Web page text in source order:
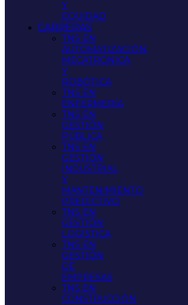
Y
EQUIDAD
CARRERAS
TNS EN
AUTOMATIZACIÓN,
MECATRÓNICA
Y
ROBÓTICA
TNS EN
ENFERMERÍA
TNS EN
GESTIÓN
PÚBLICA
TNS EN
GESTIÓN
INDUSTRIAL
Y
MANTENIMIENTO
PREDICTIVO
TNS EN
GESTIÓN
LOGÍSTICA
TNS EN
GESTIÓN
DE
EMPRESAS
TNS EN
CONSTRUCCIÓN